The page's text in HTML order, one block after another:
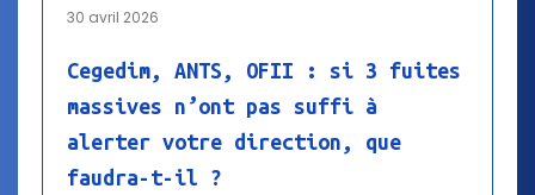
30 avril 2026
Cegedim, ANTS, OFII : si 3 fuites
massives n’ont pas suffi à
alerter votre direction, que
faudra-t-il ?